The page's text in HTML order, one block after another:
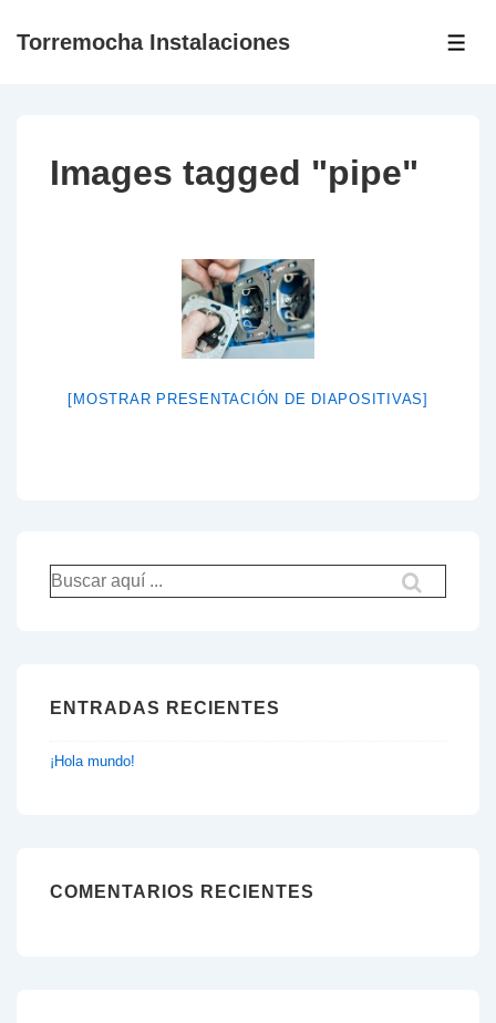
Saltar
Torremocha Instalaciones
Images tagged "pipe"
[MOSTRAR PRESENTACIÓN DE DIAPOSITIVAS]
Buscar
por:
ENTRADAS RECIENTES
¡Hola mundo!
COMENTARIOS RECIENTES